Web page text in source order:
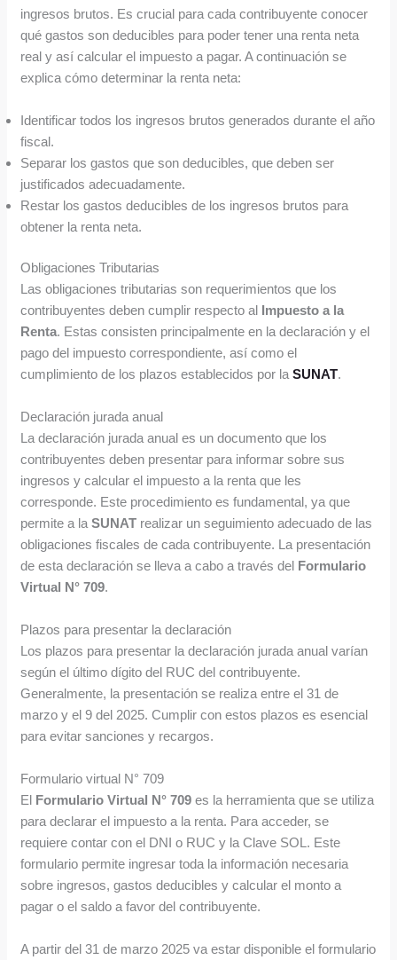
ingresos brutos. Es crucial para cada contribuyente conocer
qué gastos son deducibles para poder tener una renta neta
real y así calcular el impuesto a pagar. A continuación se
explica cómo determinar la renta neta:
Identificar todos los ingresos brutos generados durante el año
fiscal.
Separar los gastos que son deducibles, que deben ser
justificados adecuadamente.
Restar los gastos deducibles de los ingresos brutos para
obtener la renta neta.
Obligaciones Tributarias
Las obligaciones tributarias son requerimientos que los
contribuyentes deben cumplir respecto al Impuesto a la
Renta. Estas consisten principalmente en la declaración y el
pago del impuesto correspondiente, así como el
cumplimiento de los plazos establecidos por laSUNAT.
Declaración jurada anual
La declaración jurada anual es un documento que los
contribuyentes deben presentar para informar sobre sus
ingresos y calcular el impuesto a la renta que les
corresponde. Este procedimiento es fundamental, ya que
permite a laSUNAT realizar un seguimiento adecuado de las
obligaciones fiscales de cada contribuyente. La presentación
de esta declaración se lleva a cabo a través del Formulario
Virtual N° 709.
Plazos para presentar la declaración
Los plazos para presentar la declaración jurada anual varían
según el último dígito del RUC del contribuyente.
Generalmente, la presentación se realiza entre el 31 de
marzo y el 9 del 2025. Cumplir con estos plazos es esencial
para evitar sanciones y recargos.
Formulario virtual N° 709
El Formulario Virtual N° 709 es la herramienta que se utiliza
para declarar el impuesto a la renta. Para acceder, se
requiere contar con el DNI o RUC y la Clave SOL. Este
formulario permite ingresar toda la información necesaria
sobre ingresos, gastos deducibles y calcular el monto a
pagar o el saldo a favor del contribuyente.
A partir del 31 de marzo 2025 va estar disponible el formulario